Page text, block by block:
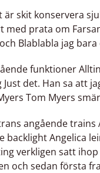
skit konservera
prata om
Blablabla jag bara
funktioner
det. Han sa att
Tom Myers
angående
Angelica
verkligen satt
och sedan första